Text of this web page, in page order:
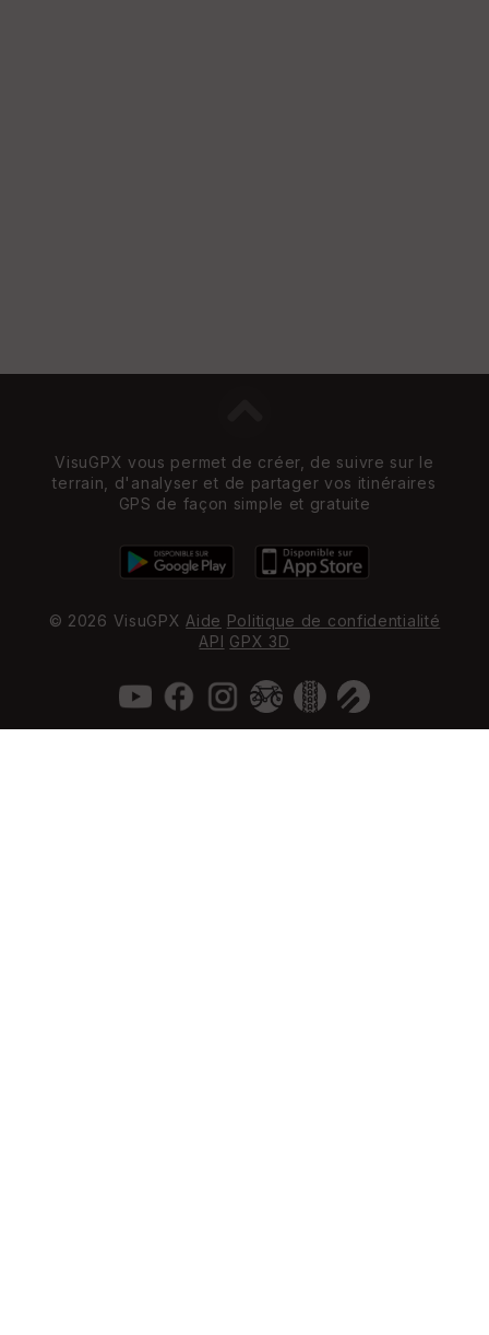
VisuGPX vous permet de créer, de suivre sur le
terrain, d'analyser et de partager vos itinéraires
GPS de façon simple et gratuite
© 2026 VisuGPX Aide Politique de confidentialité
API GPX 3D